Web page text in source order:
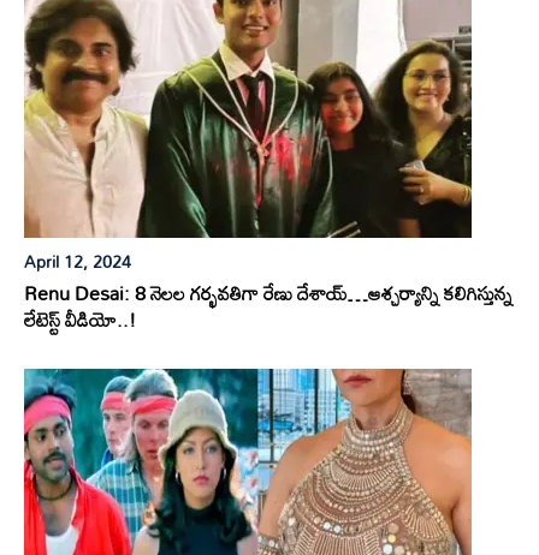
April 12, 2024
Renu Desai: 8 నెలల గర్భవతిగా రేణు దేశాయ్…ఆశ్చర్యాన్ని కలిగిస్తున్న
లేటెస్ట్ వీడియో..!